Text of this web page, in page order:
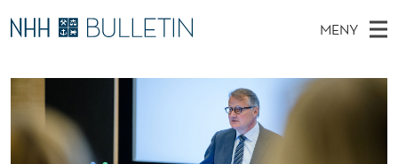
R
U
N
E
B
MENY
O
V
E
D
Ø
E
Stipendiater og nye forskerprofiler
Disputaser